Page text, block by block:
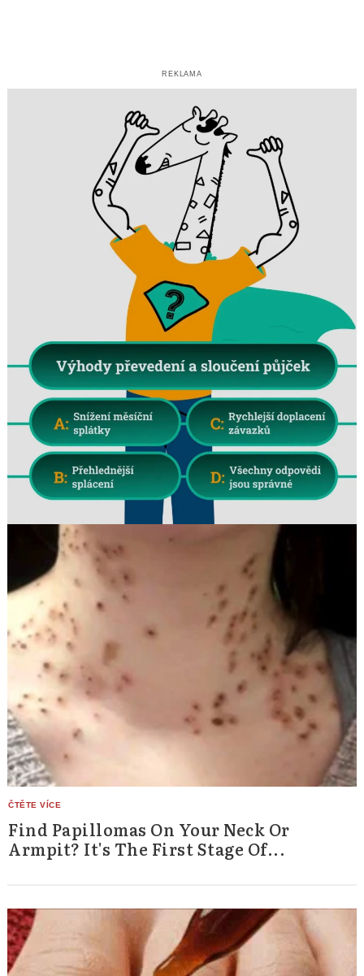
REKLAMA
Find Papillomas On Your Neck Or
Armpit? It's The First Stage Of...